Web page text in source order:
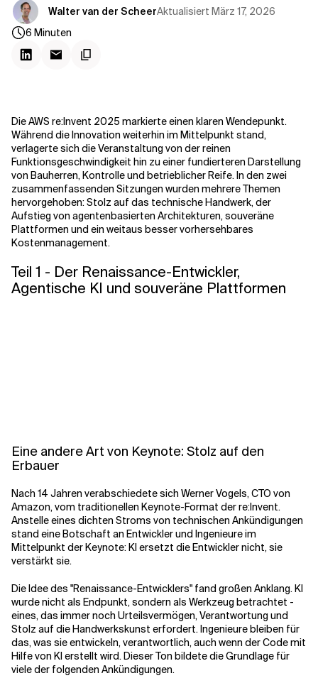
Walter van der ScheerAktualisiert März 17, 2026
6 Minuten
Die AWS re:Invent 2025 markierte einen klaren Wendepunkt.
Während die Innovation weiterhin im Mittelpunkt stand,
verlagerte sich die Veranstaltung von der reinen
Funktionsgeschwindigkeit hin zu einer fundierteren Darstellung
von Bauherren, Kontrolle und betrieblicher Reife. In den zwei
zusammenfassenden Sitzungen wurden mehrere Themen
hervorgehoben: Stolz auf das technische Handwerk, der
Aufstieg von agentenbasierten Architekturen, souveräne
Plattformen und ein weitaus besser vorhersehbares
Kostenmanagement.
Teil 1 - Der Renaissance-Entwickler,
Agentische KI und souveräne Plattformen
Eine andere Art von Keynote: Stolz auf den
Erbauer
Nach 14 Jahren verabschiedete sich Werner Vogels, CTO von
Amazon, vom traditionellen Keynote-Format der re:Invent.
Anstelle eines dichten Stroms von technischen Ankündigungen
stand eine Botschaft an Entwickler und Ingenieure im
Mittelpunkt der Keynote: KI ersetzt die Entwickler nicht, sie
verstärkt sie.
Die Idee des "Renaissance-Entwicklers" fand großen Anklang. KI
wurde nicht als Endpunkt, sondern als Werkzeug betrachtet -
eines, das immer noch Urteilsvermögen, Verantwortung und
Stolz auf die Handwerkskunst erfordert. Ingenieure bleiben für
das, was sie entwickeln, verantwortlich, auch wenn der Code mit
Hilfe von KI erstellt wird. Dieser Ton bildete die Grundlage für
viele der folgenden Ankündigungen.